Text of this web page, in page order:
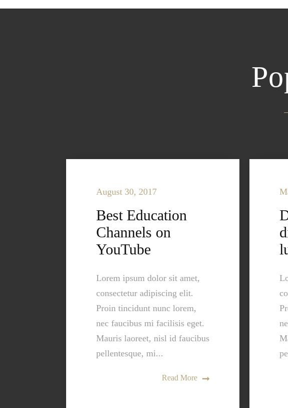
August 30, 2017
Best Education
Channels on
YouTube
Lorem ipsum dolor sit amet,
consectetur adipiscing elit.
Proin tincidunt nunc lorem,
nec faucibus mi facilisis eget.
Mauris laoreet, nisl id faucibus
pellentesque, mi...
Read More